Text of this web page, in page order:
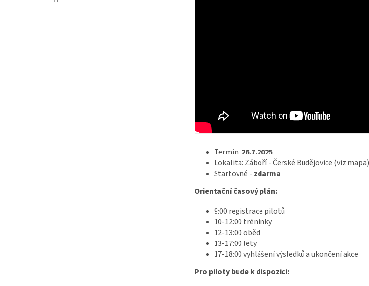
Termín: 26.7.2025
Lokalita: Záboří - Čerské Budějovice (viz mapa)
Startovné - zdarma
Orientační časový plán:
9:00 registrace pilotů
10-12:00 tréninky
12-13:00 oběd
13-17:00 lety
17-18:00 vyhlášení výsledků a ukončení akce
Pro piloty bude k dispozici: